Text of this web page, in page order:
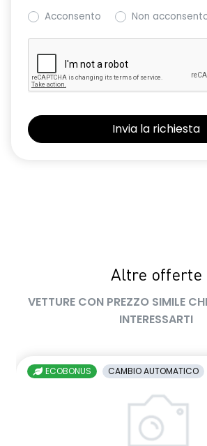
Acconsento
Non
Altre offerte
VETTURE CON PREZZO SIMILE
INTERESSARTI
ECOBONUS CAMBIO AUTOMATICO